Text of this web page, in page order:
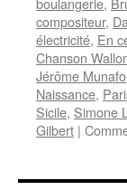
compositeur,
électricité, En
Chanson
Jérôme Munafo
Naissance,
Sicile, Simone
Gilbert |